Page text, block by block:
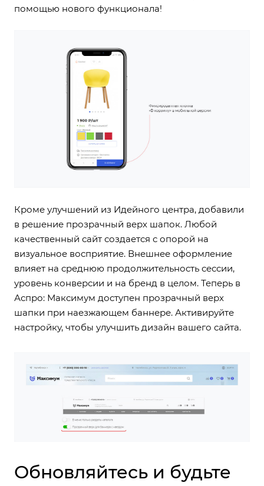
помощью нового функционала!
Кроме улучшений из Идейного центра, добавили
в решение прозрачный верх шапок. Любой
качественный сайт создается с опорой на
визуальное восприятие. Внешнее оформление
влияет на среднюю продолжительность сессии,
уровень конверсии и на бренд в целом. Теперь в
Аспро: Максимум доступен прозрачный верх
шапки при наезжающем баннере. Активируйте
настройку, чтобы улучшить дизайн вашего сайта.
Обновляйтесь и будьте